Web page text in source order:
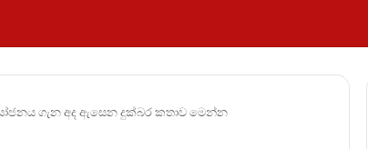
ගැන අද ඇසෙන දුක්බර කතාව මෙන්න